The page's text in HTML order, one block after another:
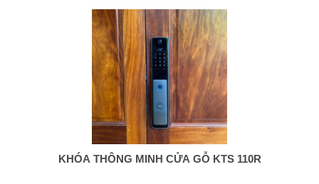
0938 414 005
KHÓA THÔNG MINH CỬA GỖ KTS 110R